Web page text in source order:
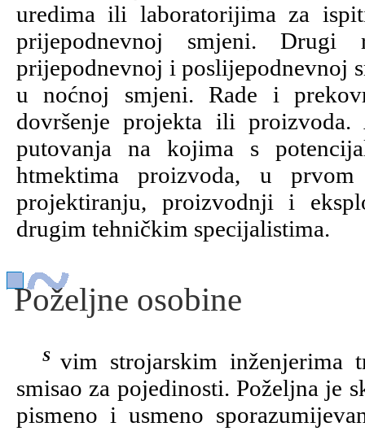
uredima ili laboratorijima za
prijepodnevnoj smjeni.
prijepodnevnoj i poslijepodnevnoj
u noćnoj smjeni. Rade i
dovršenje projekta ili
putovanja na kojima s
htmektima proizvoda, u
projektiranju, proizvodnji i
drugim tehničkim specijalistima.
Poželjne osobine
Svim strojarskim inženjerima treba praktična inteligencija, analitičnost i
smisao za pojedinosti. Poželjna je
pismeno i usmeno